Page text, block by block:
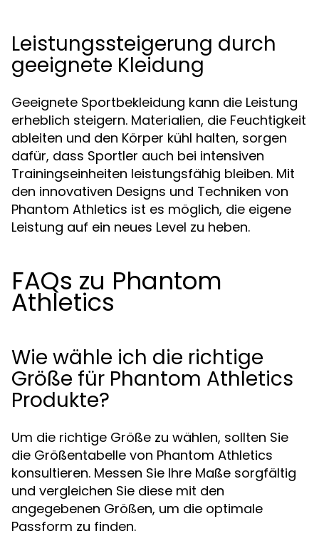
Leistungssteigerung durch
geeignete Kleidung
Geeignete Sportbekleidung kann die Leistung
erheblich steigern. Materialien, die Feuchtigkeit
ableiten und den Körper kühl halten, sorgen
dafür, dass Sportler auch bei intensiven
Trainingseinheiten leistungsfähig bleiben. Mit
den innovativen Designs und Techniken von
Phantom Athletics ist es möglich, die eigene
Leistung auf ein neues Level zu heben.
FAQs zu Phantom
Athletics
Wie wähle ich die richtige
Größe für Phantom Athletics
Produkte?
Um die richtige Größe zu wählen, sollten Sie
die Größentabelle von Phantom Athletics
konsultieren. Messen Sie Ihre Maße sorgfältig
und vergleichen Sie diese mit den
angegebenen Größen, um die optimale
Passform zu finden.